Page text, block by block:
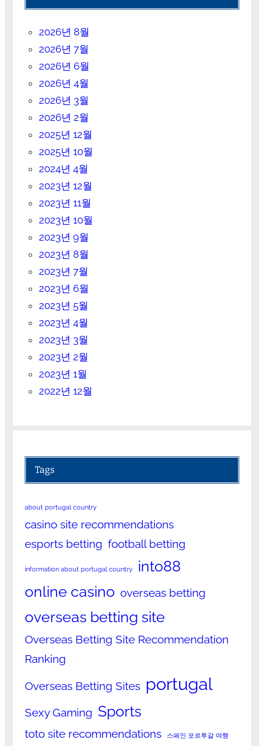
2026년 8월
2026년 7월
2026년 6월
2026년 4월
2026년 3월
2026년 2월
2025년 12월
2025년 10월
2024년 4월
2023년 12월
2023년 11월
2023년 10월
2023년 9월
2023년 8월
2023년 7월
2023년 6월
2023년 5월
2023년 4월
2023년 3월
2023년 2월
2023년 1월
2022년 12월
Tags
about portugal country
casino site recommendations
esports betting football betting
information about portugal country
into88
online casino overseas betting
overseas betting site
Overseas Betting Site Recommendation
Ranking
Overseas Betting Sites portugal
Sexy Gaming Sports
toto site recommendations 스페인 포르투갈 여행